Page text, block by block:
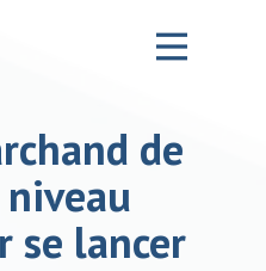
de
se lancer